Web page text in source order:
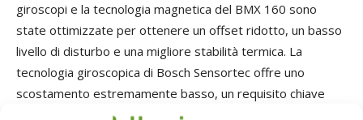
giroscopi e la tecnologia magnetica del BMX 160 sono
state ottimizzate per ottenere un offset ridotto, un basso
livello di disturbo e una migliore stabilità termica. La
tecnologia giroscopica di Bosch Sensortec offre uno
scostamento estremamente basso, un requisito chiave
per garantire un’accurata esperienza del cliente in tempo